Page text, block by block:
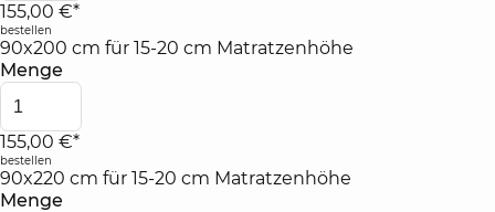
155,00 €*
bestellen
90x200 cm für 15-20 cm Matratzenhöhe
Menge
155,00 €*
bestellen
90x220 cm für 15-20 cm Matratzenhöhe
Menge